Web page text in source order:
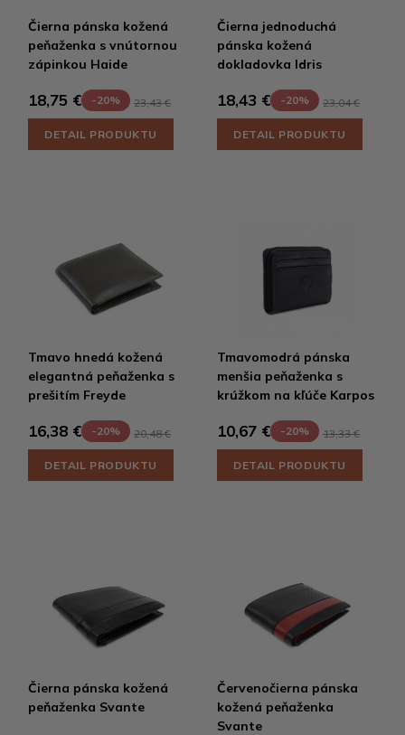
Čierna pánska kožená
peňaženka s vnútornou
zápinkou Haide
18,75 € -20% 23,43 €
DETAIL PRODUKTU
Čierna jednoduchá
pánska kožená
dokladovka Idris
18,43 € -20% 23,04 €
DETAIL PRODUKTU
Tmavo hnedá kožená
elegantná peňaženka s
prešitím Freyde
16,38 € -20% 20,48 €
DETAIL PRODUKTU
Tmavomodrá pánska
menšia peňaženka s
krúžkom na kľúče Karpos
10,67 € -20% 13,33 €
DETAIL PRODUKTU
Čierna pánska kožená
peňaženka Svante
Červenočierna pánska
kožená peňaženka
Svante